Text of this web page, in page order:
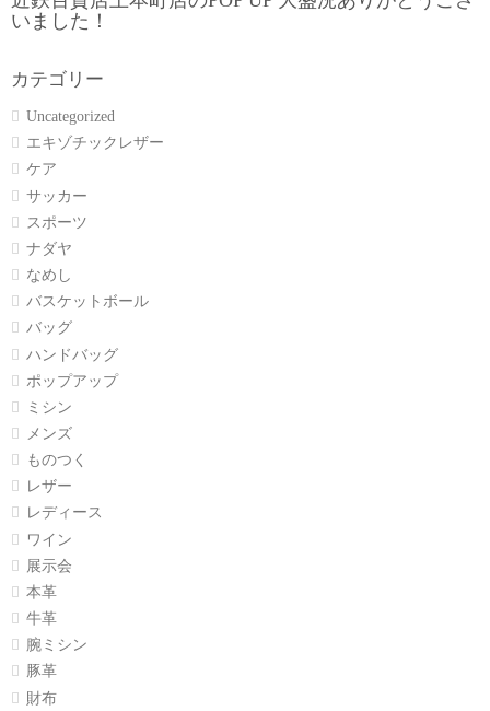
いました！
カテゴリー
Uncategorized
エキゾチックレザー
ケア
サッカー
スポーツ
ナダヤ
なめし
バスケットボール
バッグ
ハンドバッグ
ポップアップ
ミシン
メンズ
ものつく
レザー
レディース
ワイン
展示会
本革
牛革
腕ミシン
豚革
財布